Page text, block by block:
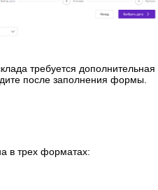
требуется дополнительная
после заполнения формы.
в трех форматах: